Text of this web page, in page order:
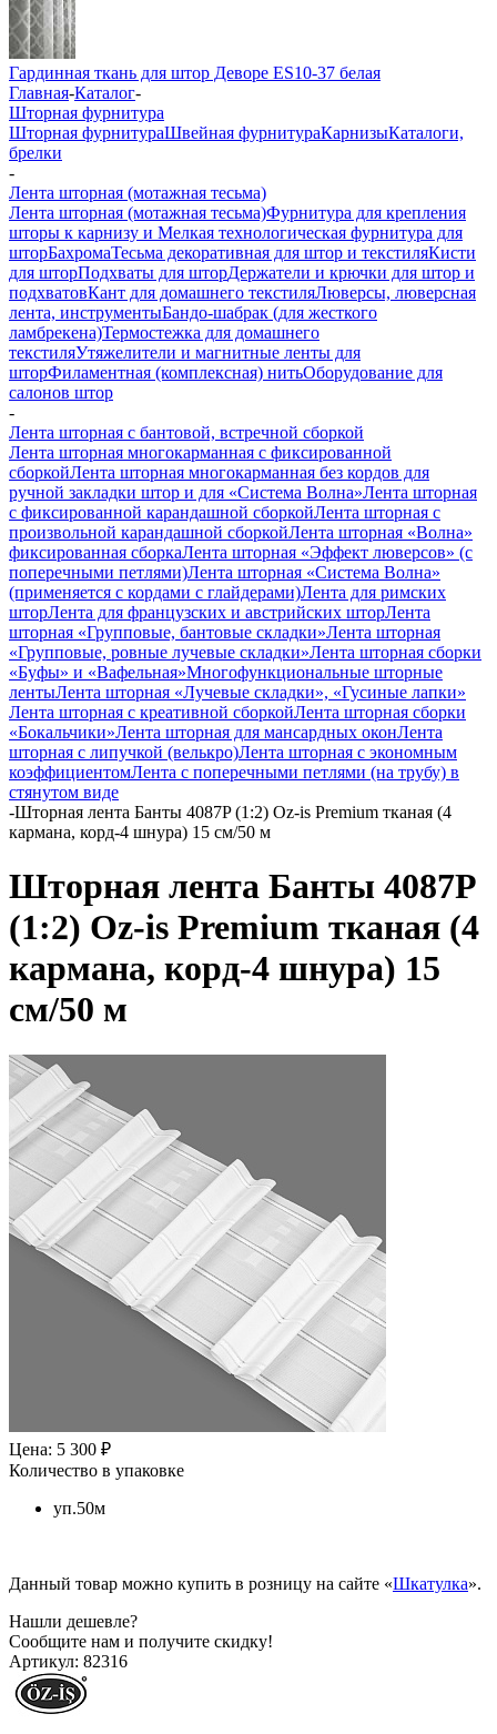
Гардинная ткань для штор Деворе ES10-37 белая
Главная-Каталог-
Шторная фурнитура
Шторная фурнитураШвейная фурнитураКарнизыКаталоги,
брелки
-
Лента шторная (мотажная тесьма)
Лента шторная (мотажная тесьма)Фурнитура для крепления
шторы к карнизу и Мелкая технологическая фурнитура для
шторБахромаТесьма декоративная для штор и текстиляКисти
для шторПодхваты для шторДержатели и крючки для штор и
подхватовКант для домашнего текстиляЛюверсы, люверсная
лента, инструментыБандо-шабрак (для жесткого
ламбрекена)Термостежка для домашнего
текстиляУтяжелители и магнитные ленты для
шторФиламентная (комплексная) нитьОборудование для
салонов штор
-
Лента шторная с бантовой, встречной сборкой
Лента шторная многокарманная с фиксированной
сборкойЛента шторная многокарманная без кордов для
ручной закладки штор и для «Система Волна»Лента шторная
с фиксированной карандашной сборкойЛента шторная с
произвольной карандашной сборкойЛента шторная «Волна»
фиксированная сборкаЛента шторная «Эффект люверсов» (с
поперечными петлями)Лента шторная «Система Волна»
(применяется с кордами с глайдерами)Лента для римских
шторЛента для французских и австрийских шторЛента
шторная «Групповые, бантовые складки»Лента шторная
«Групповые, ровные лучевые складки»Лента шторная сборки
«Буфы» и «Вафельная»Многофункциональные шторные
лентыЛента шторная «Лучевые складки», «Гусиные лапки»
Лента шторная с креативной сборкойЛента шторная сборки
«Бокальчики»Лента шторная для мансардных оконЛента
шторная с липучкой (велькро)Лента шторная с экономным
коэффициентомЛента с поперечными петлями (на трубу) в
стянутом виде
-Шторная лента Банты 4087P (1:2) Oz-is Premium тканая (4
кармана, корд-4 шнура) 15 см/50 м
Шторная лента Банты 4087P
(1:2) Oz-is Premium тканая (4
кармана, корд-4 шнура) 15
см/50 м
Цена: 5 300 ₽
Количество в упаковке
уп.50м
Данный товар можно купить в розницу на сайте «Шкатулка».
Нашли дешевле?
Сообщите нам и получите скидку!
Артикул: 82316